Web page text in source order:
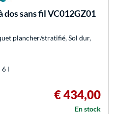
dos sans fil VC012GZ01
plancher/stratifié, Sol dur,
6 l
€ 434,00
En stock